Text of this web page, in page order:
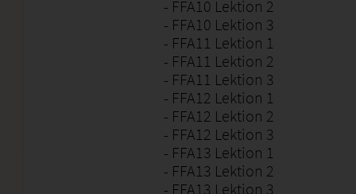
- FFA10 Lektion 2
- FFA10 Lektion 3
- FFA11 Lektion 1
- FFA11 Lektion 2
- FFA11 Lektion 3
- FFA12 Lektion 1
- FFA12 Lektion 2
- FFA12 Lektion 3
- FFA13 Lektion 1
- FFA13 Lektion 2
- FFA13 Lektion 3